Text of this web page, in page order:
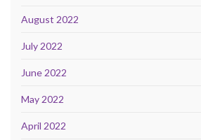
August 2022
July 2022
June 2022
May 2022
April 2022